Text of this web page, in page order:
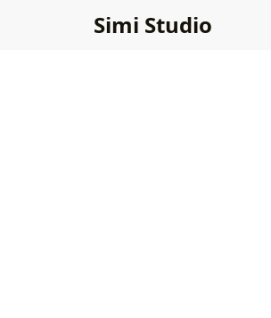
Simi Studio